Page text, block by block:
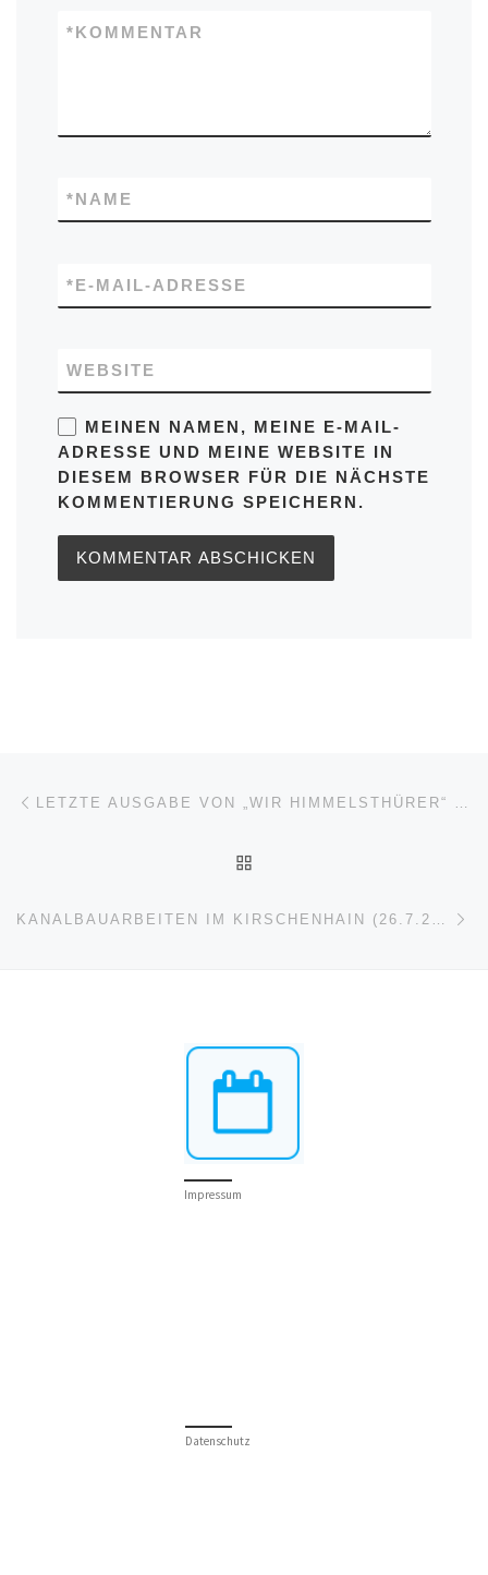
KOMMENTAR
*
NAME
*
E-MAIL-ADRESSE
*
WEBSITE
MEINEN NAMEN, MEINE E-MAIL-
ADRESSE UND MEINE WEBSITE IN
DIESEM BROWSER FÜR DIE NÄCHSTE
KOMMENTIERUNG SPEICHERN.
Beitragsnavigation
Impressum
Datenschutz